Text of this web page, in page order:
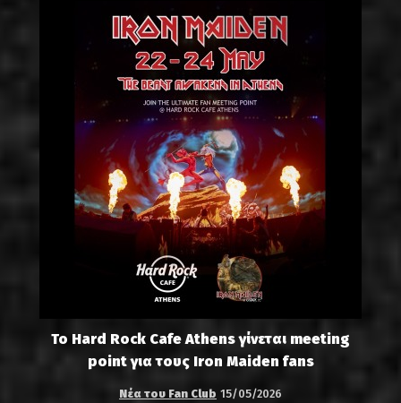
Το Hard Rock Cafe Athens γίνεται meeting
point για τους Iron Maiden fans
Νέα του Fan Club 15/05/2026